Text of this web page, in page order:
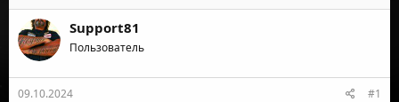
о
р
т
е
м
ы
а
н
а
а
и
Support81
Пользователь
09.10.2024 #1